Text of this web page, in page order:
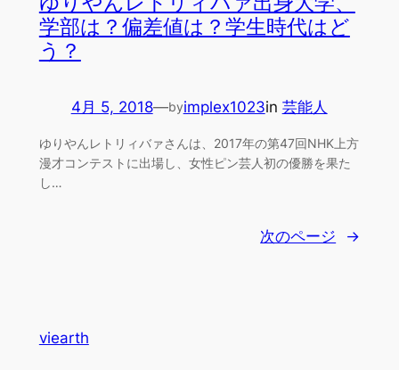
学部は？偏差値は？学生時代はど
う？
4月 5, 2018—byimplex1023in 芸能人
ゆりやんレトリィバァさんは、2017年の第47回NHK上方
漫才コンテストに出場し、女性ピン芸人初の優勝を果た
し…
次のページ →
viearth